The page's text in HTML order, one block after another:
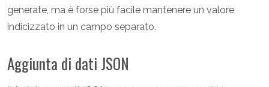
generate, ma è forse più facile mantenere un valore
indicizzato in un campo separato.
Aggiunta di dati JSON